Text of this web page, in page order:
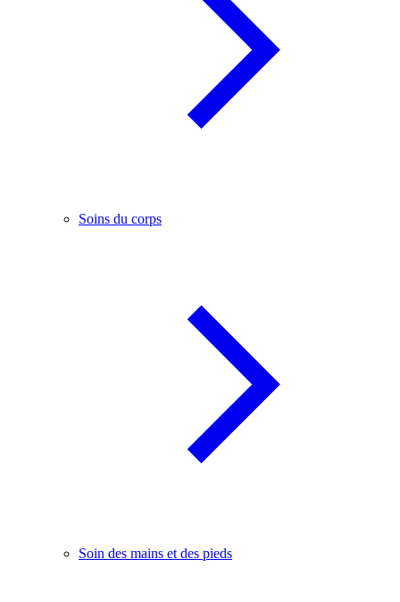
Soins du corps
Soin des mains et des pieds